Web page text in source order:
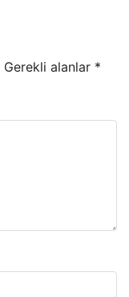
Gerekli alanlar *